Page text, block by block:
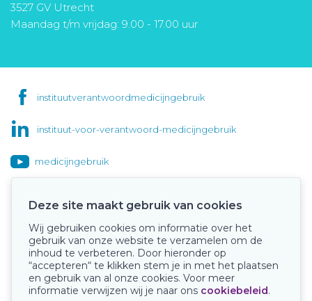
3527 GV Utrecht
Maandag t/m vrijdag: 9.00 - 17.00 uur
instituutverantwoordmedicijngebruik
instituut-voor-verantwoord-medicijngebruik
medicijngebruik
Onze keurmerken
Deze site maakt gebruik van cookies
Wij gebruiken cookies om informatie over het
gebruik van onze website te verzamelen om de
inhoud te verbeteren. Door hieronder op
“accepteren“ te klikken stem je in met het plaatsen
en gebruik van al onze cookies. Voor meer
informatie verwijzen wij je naar ons cookiebeleid.